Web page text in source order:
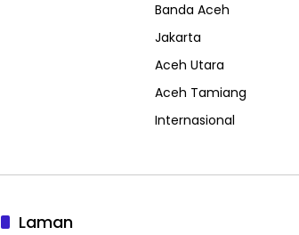
Banda Aceh
Jakarta
Aceh Utara
Aceh Tamiang
Internasional
Laman